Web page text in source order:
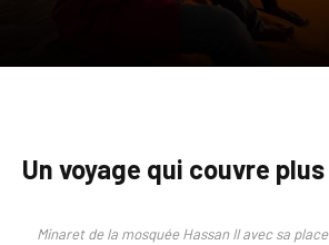
Un voyage qui couvre
Minaret de la mosquée Hassan II avec sa